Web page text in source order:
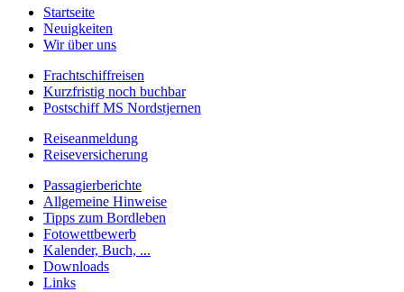
Startseite
Neuigkeiten
Wir über uns
Frachtschiffreisen
Kurzfristig noch buchbar
Postschiff MS Nordstjernen
Reiseanmeldung
Reiseversicherung
Passagierberichte
Allgemeine Hinweise
Tipps zum Bordleben
Fotowettbewerb
Kalender, Buch, ...
Downloads
Links